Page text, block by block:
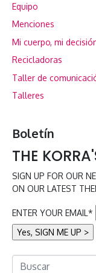
Equipo
Menciones
Mi cuerpo, mi
Recicladoras
Taller de
Talleres
Boletín
THE
SIGN UP FOR OUR
ON OUR LATEST
ENTER YOUR EMAIL*